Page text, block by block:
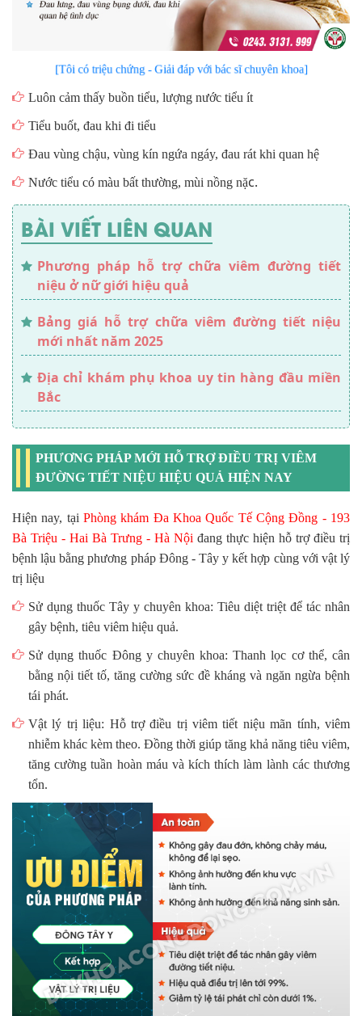
[Tôi có triệu chứng - Giải đáp với bác sĩ chuyên khoa]
Luôn cảm thấy buồn tiểu, lượng nước tiểu ít
Tiểu buốt, đau khi đi tiểu
Đau vùng chậu, vùng kín ngứa ngáy, đau rát khi quan hệ
Nước tiểu có màu bất thường, mùi nồng nặc.
BÀI VIẾT LIÊN QUAN
Phương pháp hỗ trợ chữa viêm đường tiết
niệu ở nữ giới hiệu quả
Bảng giá hỗ trợ chữa viêm đường tiết niệu
mới nhất năm 2025
Địa chỉ khám phụ khoa uy tin hàng đầu miền
Bắc
PHƯƠNG PHÁP MỚI HỖ TRỢ ĐIỀU TRỊ VIÊM
ĐƯỜNG TIẾT NIỆU HIỆU QUẢ HIỆN NAY
Hiện nay, tại Phòng khám Đa Khoa Quốc Tế Cộng Đồng - 193
Bà Triệu - Hai Bà Trưng - Hà Nội đang thực hiện hỗ trợ điều trị
bệnh lậu bằng phương pháp Đông - Tây y kết hợp cùng với vật lý
trị liệu
Sử dụng thuốc Tây y chuyên khoa: Tiêu diệt triệt để tác nhân
gây bệnh, tiêu viêm hiệu quả.
Sử dụng thuốc Đông y chuyên khoa: Thanh lọc cơ thể, cân
bằng nội tiết tố, tăng cường sức đề kháng và ngăn ngừa bệnh
tái phát.
Vật lý trị liệu: Hỗ trợ điều trị viêm tiết niệu mãn tính, viêm
nhiễm khác kèm theo. Đồng thời giúp tăng khả năng tiêu viêm,
tăng cường tuần hoàn máu và kích thích làm lành các thương
tổn.